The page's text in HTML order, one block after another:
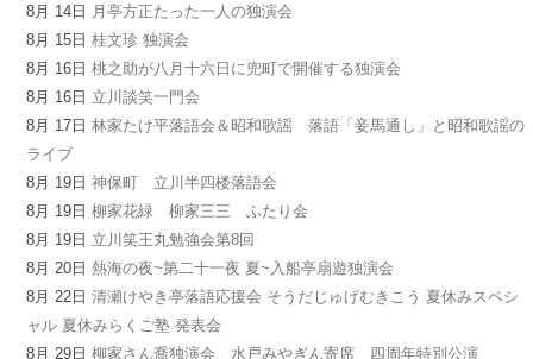
8月 14日 月亭方正たった一人の独演会
8月 15日桂文珍 独演会
8月 16日桃之助が八月十六日に兜町で開催する独演会
8月 16日 立川談笑一門会
8月 17日林家たけ平落語会＆昭和歌謡 落語「妾馬通し」と昭和歌謡の
ライブ
8月 19日神保町 立川半四楼落語会
8月 19日柳家花緑 柳家三三 ふたり会
8月 19日 立川笑王丸勉強会第8回
8月 20日熱海の夜~第二十一夜 夏~入船亭扇遊独演会
8月 22日清瀬けやき亭落語応援会 そうだじゅげむきこう 夏休みスペシ
ャル 夏休みらくご塾 発表会
8月 29日柳家さん喬独演会 水戸みやぎん寄席 四周年特別公演